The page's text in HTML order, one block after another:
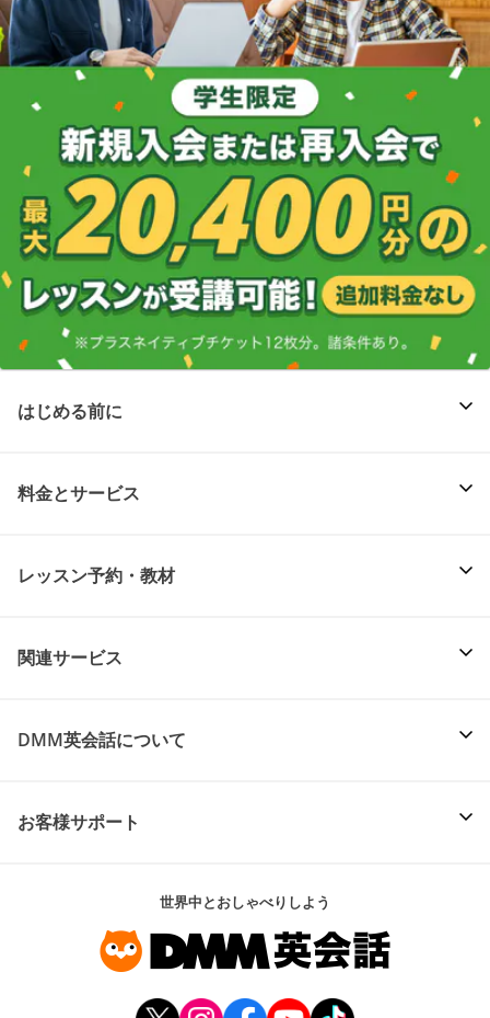
はじめる前に
料金とサービス
レッスン予約・教材
関連サービス
DMM英会話について
お客様サポート
世界中とおしゃべりしよう